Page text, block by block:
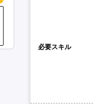
必要スキル